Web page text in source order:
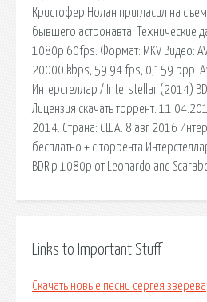
Кристофер Нолан пригласил на
бывшего астронавта. Технические
1080p 60fps. Формат: MKV Видео:
20000 kbps, 59.94 fps, 0,159 bpp.
Интерстеллар / Interstellar (2014)
Лицензия скачать торрент.
2014. Страна: США. 8 авг 2016
бесплатно + с торрента
BDRip 1080p от Leonardo and
Links to Important Stuff
Скачать новые песни сергея зверева